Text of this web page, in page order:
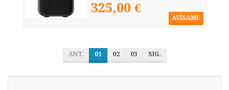
325,00 €
AVÍSAME
ANT. 01 02 03 SIG.